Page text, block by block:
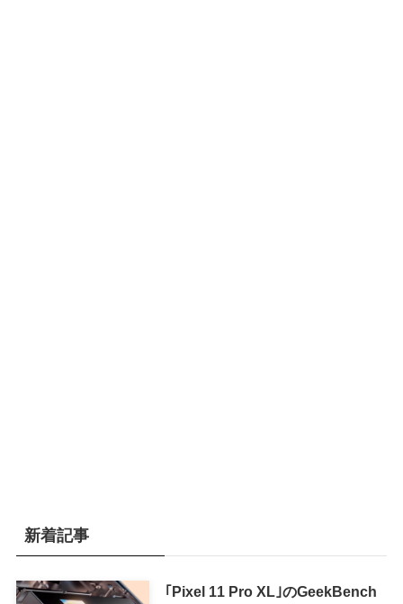
新着記事
｢Pixel 11 Pro XL｣のGeekBench